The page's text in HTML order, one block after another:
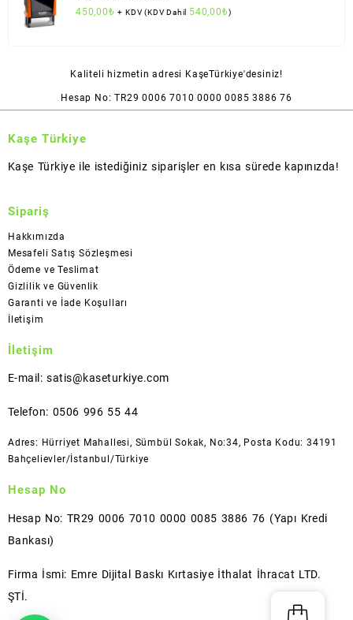
450,00₺ + KDV (KDV Dahil 540,00₺)
Kaliteli hizmetin adresi KaşeTürkiye'desiniz!
Hesap No: TR29 0006 7010 0000 0085 3886 76
Kaşe Türkiye
Kaşe Türkiye ile istediğiniz siparişler en kısa sürede kapınızda!
Sipariş
Hakkımızda
Mesafeli Satış Sözleşmesi
Ödeme ve Teslimat
Gizlilik ve Güvenlik
Garanti ve İade Koşulları
İletişim
İletişim
E-mail: satis@kaseturkiye.com
Telefon: 0506 996 55 44
Adres: Hürriyet Mahallesi, Sümbül Sokak, No:34, Posta Kodu: 34191
Bahçelievler/İstanbul/Türkiye
Hesap No
Hesap No: TR29 0006 7010 0000 0085 3886 76 (Yapı Kredi
Bankası)
Firma İsmi: Emre Dijital Baskı Kırtasiye İthalat İhracat LTD.
ŞTİ.